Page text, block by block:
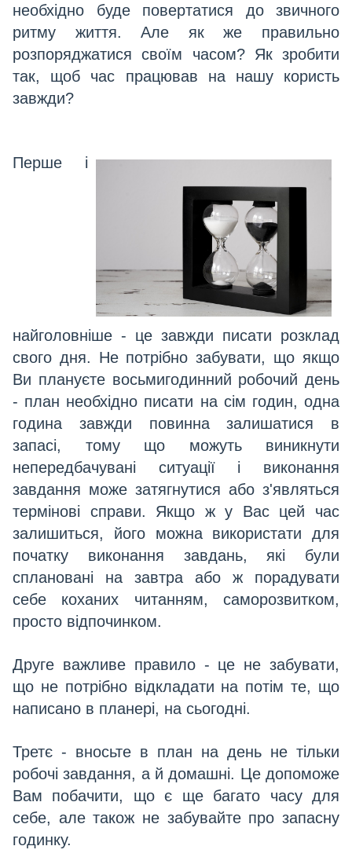
необхідно буде повертатися до звичного
ритму життя. Але як же правильно
розпоряджатися своїм часом? Як зробити
так, щоб час працював на нашу користь
завжди?
Перше і
найголовніше - це завжди писати розклад
свого дня. Не потрібно забувати, що якщо
Ви плануєте восьмигодинний робочий день
- план необхідно писати на сім годин, одна
година завжди повинна залишатися в
запасі, тому що можуть виникнути
непередбачувані ситуації і виконання
завдання може затягнутися або з'являться
термінові справи. Якщо ж у Вас цей час
залишиться, його можна використати для
початку виконання завдань, які були
сплановані на завтра або ж порадувати
себе коханих читанням, саморозвитком,
просто відпочинком.
Друге важливе правило - це не забувати,
що не потрібно відкладати на потім те, що
написано в планері, на сьогодні.
Третє - вносьте в план на день не тільки
робочі завдання, а й домашні. Це допоможе
Вам побачити, що є ще багато часу для
себе, але також не забувайте про запасну
годинку.